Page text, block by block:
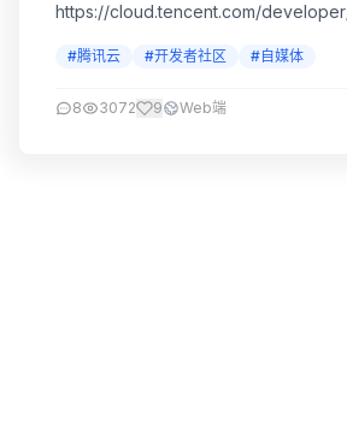
https://cloud.tencent.com/
https://cloud.tencent.com/
#腾讯云 #开发者社区 #自媒体
8 3072 9 Web端